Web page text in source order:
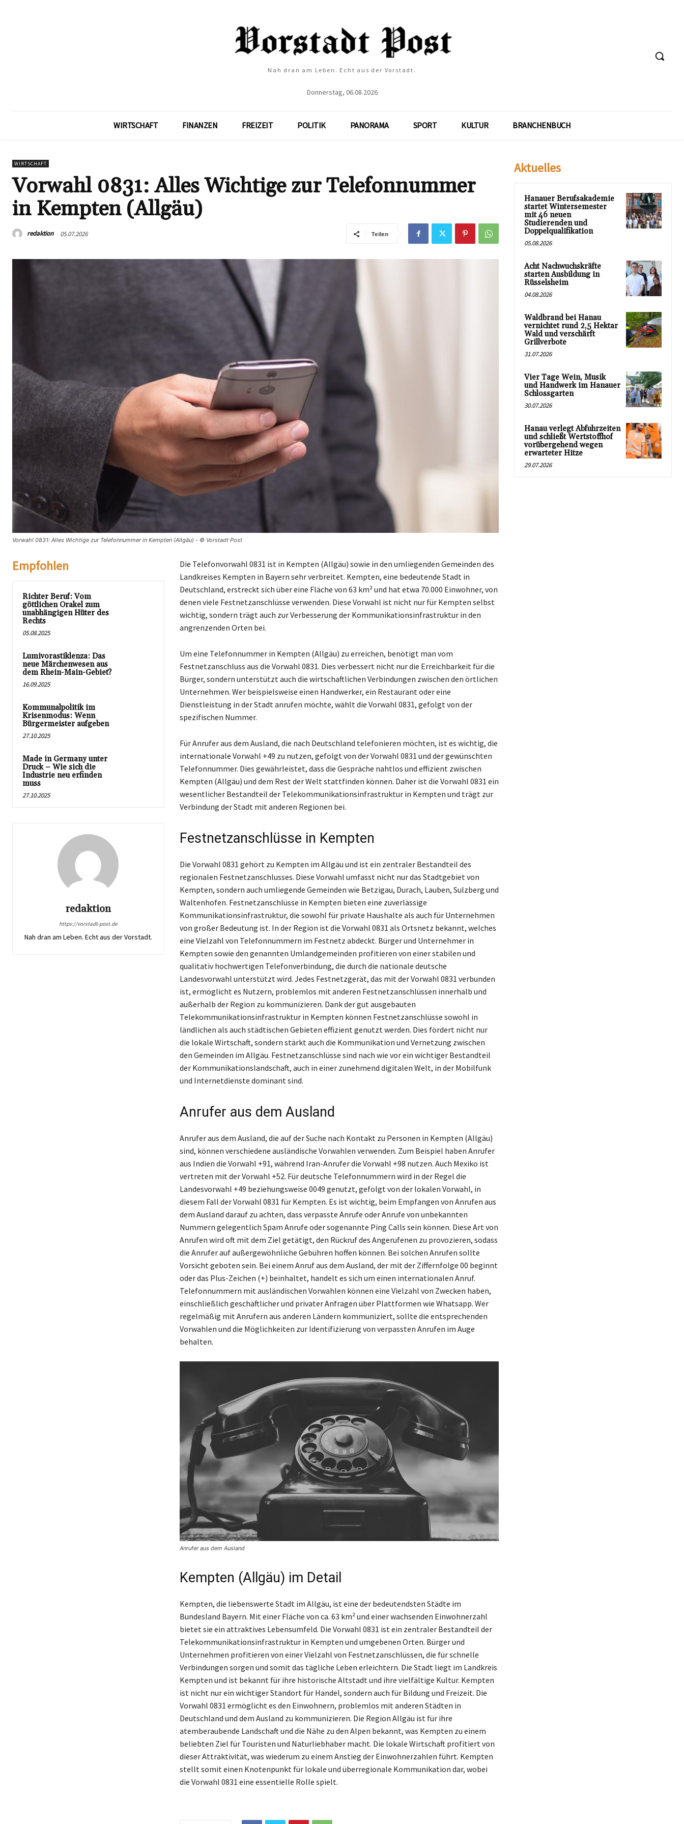
Nah dran am Leben. Echt aus der Vorstadt.
Donnerstag, 06.08.2026
WIRTSCHAFT FINANZEN FREIZEIT POLITIK PANORAMA SPORT KULTUR BRANCHENBUCH
WIRTSCHAFT
Vorwahl 0831: Alles Wichtige zur Telefonnummer
in Kempten (Allgäu)
redaktion 05.07.2026 Teilen
Vorwahl 0831: Alles Wichtige zur Telefonnummer in Kempten (Allgäu) - © Vorstadt Post
Empfohlen
Richter Beruf: Vom
göttlichen Orakel zum
unabhängigen Hüter des
Rechts
05.08.2025
Lumivorastiklenza: Das
neue Märchenwesen aus
dem Rhein-Main-Gebiet?
16.09.2025
Kommunalpolitik im
Krisenmodus: Wenn
Bürgermeister aufgeben
27.10.2025
Made in Germany unter
Druck – Wie sich die
Industrie neu erfinden
muss
27.10.2025
redaktion
https://vorstadt-post.de
Nah dran am Leben. Echt aus der Vorstadt.
Die Telefonvorwahl 0831 ist in Kempten (Allgäu) sowie in den umliegenden Gemeinden des
Landkreises Kempten in Bayern sehr verbreitet. Kempten, eine bedeutende Stadt in
Deutschland, erstreckt sich über eine Fläche von 63 km² und hat etwa 70.000 Einwohner, von
denen viele Festnetzanschlüsse verwenden. Diese Vorwahl ist nicht nur für Kempten selbst
wichtig, sondern trägt auch zur Verbesserung der Kommunikationsinfrastruktur in den
angrenzenden Orten bei.
Um eine Telefonnummer in Kempten (Allgäu) zu erreichen, benötigt man vom
Festnetzanschluss aus die Vorwahl 0831. Dies verbessert nicht nur die Erreichbarkeit für die
Bürger, sondern unterstützt auch die wirtschaftlichen Verbindungen zwischen den örtlichen
Unternehmen. Wer beispielsweise einen Handwerker, ein Restaurant oder eine
Dienstleistung in der Stadt anrufen möchte, wählt die Vorwahl 0831, gefolgt von der
spezifischen Nummer.
Für Anrufer aus dem Ausland, die nach Deutschland telefonieren möchten, ist es wichtig, die
internationale Vorwahl +49 zu nutzen, gefolgt von der Vorwahl 0831 und der gewünschten
Telefonnummer. Dies gewährleistet, dass die Gespräche nahtlos und effizient zwischen
Kempten (Allgäu) und dem Rest der Welt stattfinden können. Daher ist die Vorwahl 0831 ein
wesentlicher Bestandteil der Telekommunikationsinfrastruktur in Kempten und trägt zur
Verbindung der Stadt mit anderen Regionen bei.
Festnetzanschlüsse in Kempten
Die Vorwahl 0831 gehört zu Kempten im Allgäu und ist ein zentraler Bestandteil des
regionalen Festnetzanschlusses. Diese Vorwahl umfasst nicht nur das Stadtgebiet von
Kempten, sondern auch umliegende Gemeinden wie Betzigau, Durach, Lauben, Sulzberg und
Waltenhofen. Festnetzanschlüsse in Kempten bieten eine zuverlässige
Kommunikationsinfrastruktur, die sowohl für private Haushalte als auch für Unternehmen
von großer Bedeutung ist. In der Region ist die Vorwahl 0831 als Ortsnetz bekannt, welches
eine Vielzahl von Telefonnummern im Festnetz abdeckt. Bürger und Unternehmer in
Kempten sowie den genannten Umlandgemeinden profitieren von einer stabilen und
qualitativ hochwertigen Telefonverbindung, die durch die nationale deutsche
Landesvorwahl unterstützt wird. Jedes Festnetzgerät, das mit der Vorwahl 0831 verbunden
ist, ermöglicht es Nutzern, problemlos mit anderen Festnetzanschlüssen innerhalb und
außerhalb der Region zu kommunizieren. Dank der gut ausgebauten
Telekommunikationsinfrastruktur in Kempten können Festnetzanschlüsse sowohl in
ländlichen als auch städtischen Gebieten effizient genutzt werden. Dies fördert nicht nur
die lokale Wirtschaft, sondern stärkt auch die Kommunikation und Vernetzung zwischen
den Gemeinden im Allgäu. Festnetzanschlüsse sind nach wie vor ein wichtiger Bestandteil
der Kommunikationslandschaft, auch in einer zunehmend digitalen Welt, in der Mobilfunk
und Internetdienste dominant sind.
Anrufer aus dem Ausland
Anrufer aus dem Ausland, die auf der Suche nach Kontakt zu Personen in Kempten (Allgäu)
sind, können verschiedene ausländische Vorwahlen verwenden. Zum Beispiel haben Anrufer
aus Indien die Vorwahl +91, während Iran-Anrufer die Vorwahl +98 nutzen. Auch Mexiko ist
vertreten mit der Vorwahl +52. Für deutsche Telefonnummern wird in der Regel die
Landesvorwahl +49 beziehungsweise 0049 genutzt, gefolgt von der lokalen Vorwahl, in
diesem Fall der Vorwahl 0831 für Kempten. Es ist wichtig, beim Empfangen von Anrufen aus
dem Ausland darauf zu achten, dass verpasste Anrufe oder Anrufe von unbekannten
Nummern gelegentlich Spam Anrufe oder sogenannte Ping Calls sein können. Diese Art von
Anrufen wird oft mit dem Ziel getätigt, den Rückruf des Angerufenen zu provozieren, sodass
die Anrufer auf außergewöhnliche Gebühren hoffen können. Bei solchen Anrufen sollte
Vorsicht geboten sein. Bei einem Anruf aus dem Ausland, der mit der Ziffernfolge 00 beginnt
oder das Plus-Zeichen (+) beinhaltet, handelt es sich um einen internationalen Anruf.
Telefonnummern mit ausländischen Vorwahlen können eine Vielzahl von Zwecken haben,
einschließlich geschäftlicher und privater Anfragen über Plattformen wie Whatsapp. Wer
regelmäßig mit Anrufern aus anderen Ländern kommuniziert, sollte die entsprechenden
Vorwahlen und die Möglichkeiten zur Identifizierung von verpassten Anrufen im Auge
behalten.
Anrufer aus dem Ausland
Kempten (Allgäu) im Detail
Kempten, die liebenswerte Stadt im Allgäu, ist eine der bedeutendsten Städte im
Bundesland Bayern. Mit einer Fläche von ca. 63 km² und einer wachsenden Einwohnerzahl
bietet sie ein attraktives Lebensumfeld. Die Vorwahl 0831 ist ein zentraler Bestandteil der
Telekommunikationsinfrastruktur in Kempten und umgebenen Orten. Bürger und
Unternehmen profitieren von einer Vielzahl von Festnetzanschlüssen, die für schnelle
Verbindungen sorgen und somit das tägliche Leben erleichtern. Die Stadt liegt im Landkreis
Kempten und ist bekannt für ihre historische Altstadt und ihre vielfältige Kultur. Kempten
ist nicht nur ein wichtiger Standort für Handel, sondern auch für Bildung und Freizeit. Die
Vorwahl 0831 ermöglicht es den Einwohnern, problemlos mit anderen Städten in
Deutschland und dem Ausland zu kommunizieren. Die Region Allgäu ist für ihre
atemberaubende Landschaft und die Nähe zu den Alpen bekannt, was Kempten zu einem
beliebten Ziel für Touristen und Naturliebhaber macht. Die lokale Wirtschaft profitiert von
dieser Attraktivität, was wiederum zu einem Anstieg der Einwohnerzahlen führt. Kempten
stellt somit einen Knotenpunkt für lokale und überregionale Kommunikation dar, wobei
die Vorwahl 0831 eine essentielle Rolle spielt.
Aktuelles
Hanauer Berufsakademie
startet Wintersemester
mit 46 neuen
Studierenden und
Doppelqualifikation
05.08.2026
Acht Nachwuchskräfte
starten Ausbildung in
Rüsselsheim
04.08.2026
Waldbrand bei Hanau
vernichtet rund 2,5 Hektar
Wald und verschärft
Grillverbote
31.07.2026
Vier Tage Wein, Musik
und Handwerk im Hanauer
Schlossgarten
30.07.2026
Hanau verlegt Abfuhrzeiten
und schließt Wertstoffhof
vorübergehend wegen
erwarteter Hitze
29.07.2026